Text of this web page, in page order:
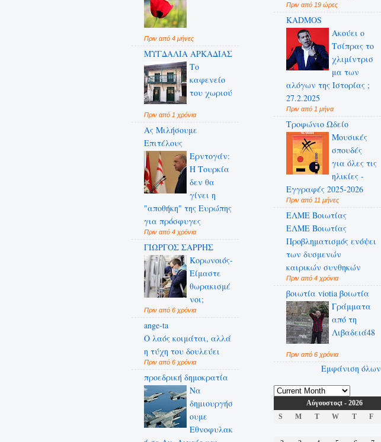
Πριν από 4 μήνες
ΜΥΓΔΑΛΙΑ ΑΡΚΑΔΙΑΣ
Το
καφενείο
του χωριού
Πριν από 1 χρόνια
Ας Μιλήσουμε
Επιτέλους
Ερντογάν:
Η Τουρκία
δεν θα
γίνει η
"αποθήκη" της Ευρώπης
για πρόσφυγες
Πριν από 4 χρόνια
ΓΙΩΡΓΟΣ ΣΑΡΡΗΣ
Κορωνοιός-
Είμαστε
θωρακισμέ
νοι;
Πριν από 6 χρόνια
ange-ta
Ο λαός κοιμάται, αλλά
η τύχη του δουλεύει
Πριν από 6 χρόνια
προεδρική δημοκρατία
Να
δημιουργήσ
ουμε
Εθνοφυλακ
Πριν από 19 ώρες
KADMOS
Ακούει ο
Τσίπρας το
χλιμίντρισ
μα των
αλόγων της Ιστορίας ;
27.2.2025
Πριν από 1 μήνα
Τροφώνιο Ωδείο
Mουσικές
σπουδές
για όλες τις
ηλικίες -
Εγγραφές 2025-2026
Πριν από 11 μήνες
ΕΛΜΕ Βοιωτίας
ΕΛΜΕ Βοιωτίας
Προβληματισμός ενόψει
των δυσμενών
καιρικών συνθηκών
Πριν από 4 χρόνια
βοιωτία viotia βοιωτία
Γράμματα
από τη
Λιβαδειά48
Πριν από 6 χρόνια
Εμφάνιση όλων
Αύγουστοςt - 2026
S
M T W T F